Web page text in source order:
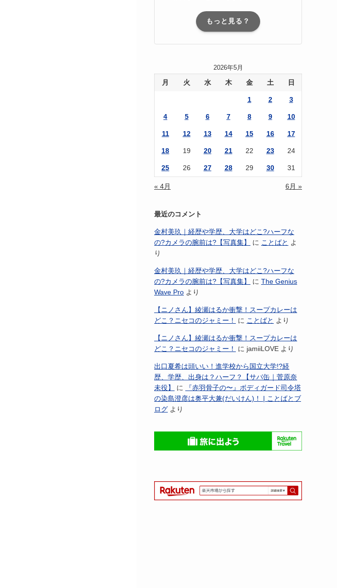
もっと見る？
2026年5月
月 火 水 木 金 土 日
1 2 3
4 5 6 7 8 9 10
11 12 13 14 15 16 17
18 19 20 21 22 23 24
25 26 27 28 29 30 31
« 4月 6月 »
最近のコメント
金村美玖｜経歴や学歴、大学はどこ?ハーフな
の?カメラの腕前は?【写真集】
に ことばと よ
り
金村美玖｜経歴や学歴、大学はどこ?ハーフな
の?カメラの腕前は?【写真集】
に The Genius
Wave Pro より
【ニノさん】綾瀬はるか衝撃！スープカレーは
どこ？ニセコのジャミー！
に ことばと より
【ニノさん】綾瀬はるか衝撃！スープカレーは
どこ？ニセコのジャミー！
に jamiiLOVE より
出口夏希は頭いい！進学校から国立大学!?経
歴、学歴、出身は？ハーフ？【サバ缶｜菅原奈
未役】
に
『赤羽骨子の〜』ボディガード司令塔
の染島澄彦は奥平大兼(だいけん)！ | ことばとブ
ログ より